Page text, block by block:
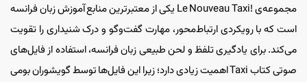
مجموعه‌ی !Le Nouveau Taxi یکی از معتبرترین منابع آموزش زبان فرانسه
است که با رویکردی ارتباط‌محور، مهارت گفت‌وگو و درک شنیداری را تقویت
می‌کند. برای یادگیری تلفظ و لحن طبیعی زبان فرانسه، استفاده از فایل‌های
صوتی کتاب Taxi اهمیت زیادی دارد؛ زیرا این فایل‌ها توسط گویشوران بومی